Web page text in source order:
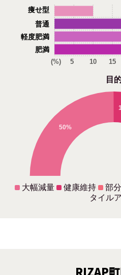
肥満
軽度肥満
普通
痩せ型
(%) 5 10 15
目
50%
大幅減量 健康維持 部
タイル
RIZAP